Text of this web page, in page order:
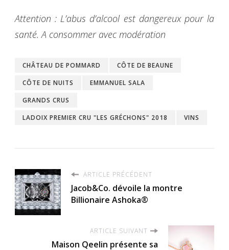
Attention : L’abus d’alcool est dangereux pour la
santé. A consommer avec modération
CHÂTEAU DE POMMARD
CÔTE DE BEAUNE
CÔTE DE NUITS
EMMANUEL SALA
GRANDS CRUS
LADOIX PREMIER CRU "LES GRÉCHONS" 2018
VINS
ARTICLE PRÉCÉDENT
Jacob&Co. dévoile la montre
Billionaire Ashoka®
ARTICLE SUIVANT
Maison Qeelin présente sa